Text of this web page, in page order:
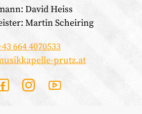
David Heiss
Martin Scheiring
664 4070533
prutz.at